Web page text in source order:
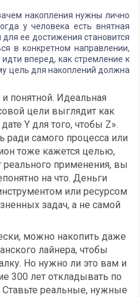
накопления нужны лично
у человека есть внятная
ее достижения становится
в конкретном направлении,
вперед, как стремление к
цель для накоплений должна
понятной. Идеальная
цели выглядит как
Y для того, чтобы Z».
ради самого процесса или
тоже кажется целью,
реального применения, вы
на что. Деньги
или ресурсом
задач, а не самой
можно накопить даже
лайнера, чтобы
Но нужно ли это вам и
300 лет откладывать по
реальные, нужные